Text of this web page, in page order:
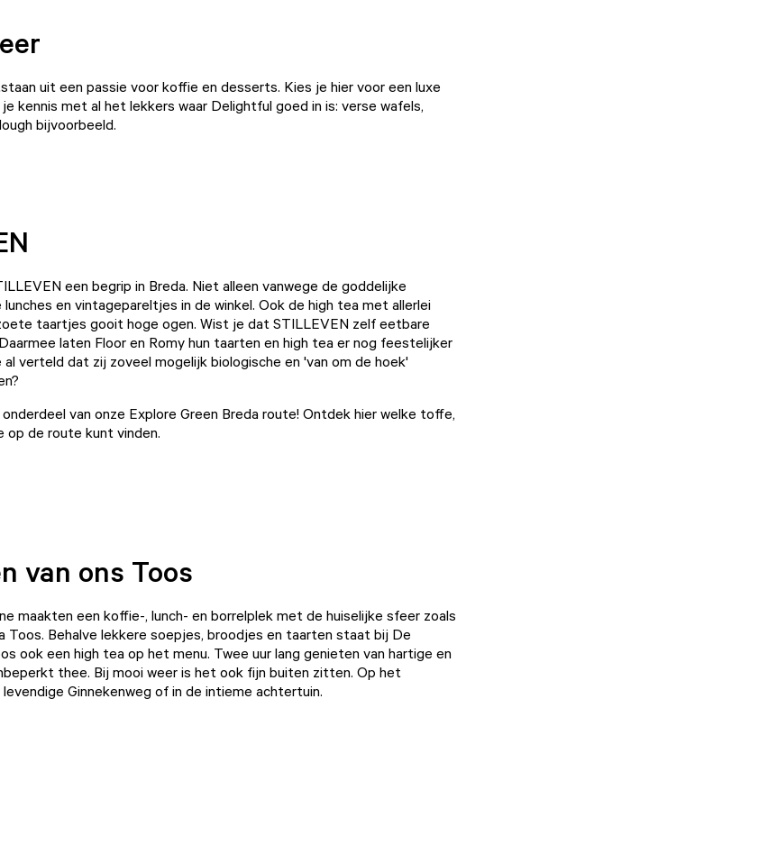
uit een passie voor koffie en desserts. Kies je hier voor een luxe
kennis met al het lekkers waar Delightful goed in is: verse wafels,
bijvoorbeeld.
een begrip in Breda. Niet alleen vanwege de goddelijke
en vintagepareltjes in de winkel. Ook de high tea met allerlei
taartjes gooit hoge ogen. Wist je dat STILLEVEN zelf eetbare
laten Floor en Romy hun taarten en high tea er nog feestelijker
al verteld dat zij zoveel mogelijk biologische en 'van om de hoek'
van onze Explore Green Breda route! Ontdek hierwelke toffe,
de route kunt vinden.
van ons Toos
maakten een koffie-, lunch- en borrelplek met de huiselijke sfeer zoals
Toos. Behalve lekkere soepjes, broodjes en taarten staat bij De
ook een high tea op het menu. Twee uur lang genieten van hartige en
thee. Bij mooi weer is het ook fijn buiten zitten. Op het
Ginnekenweg of in de intieme achtertuin.